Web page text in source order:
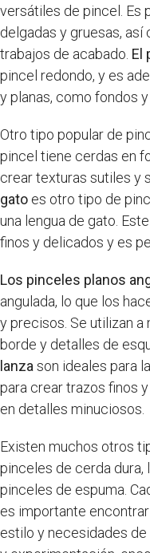
versátiles de pincel. Es
delgadas y gruesas,
trabajos de acabado. El
pincel redondo, y es
y planas, como fondos y
Otro tipo popular de
pincel tiene cerdas en
crear texturas sutiles y
gato es otro tipo de
una lengua de gato.
finos y delicados y es
Los pinceles planos
angulada, lo que los
y precisos. Se utilizan a
borde y detalles de
lanza son ideales para
para crear trazos finos
en detalles minuciosos.
Existen muchos otros
pinceles de cerda
pinceles de espuma.
es importante
estilo y necesidades